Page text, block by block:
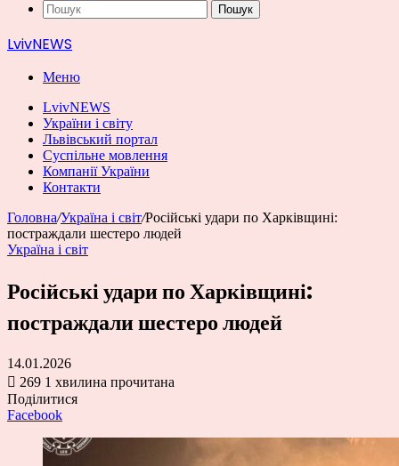
Пошук
LvivNEWS
Меню
LvivNEWS
України і світу
Львівський портал
Суспільне мовлення
Компанії України
Контакти
Головна/Україна і світ/Російські удари по Харківщині:
постраждали шестеро людей
Україна і світ
Російські удари по Харківщині:
постраждали шестеро людей
14.01.2026
269 1 хвилина прочитана
Поділитися
Facebook